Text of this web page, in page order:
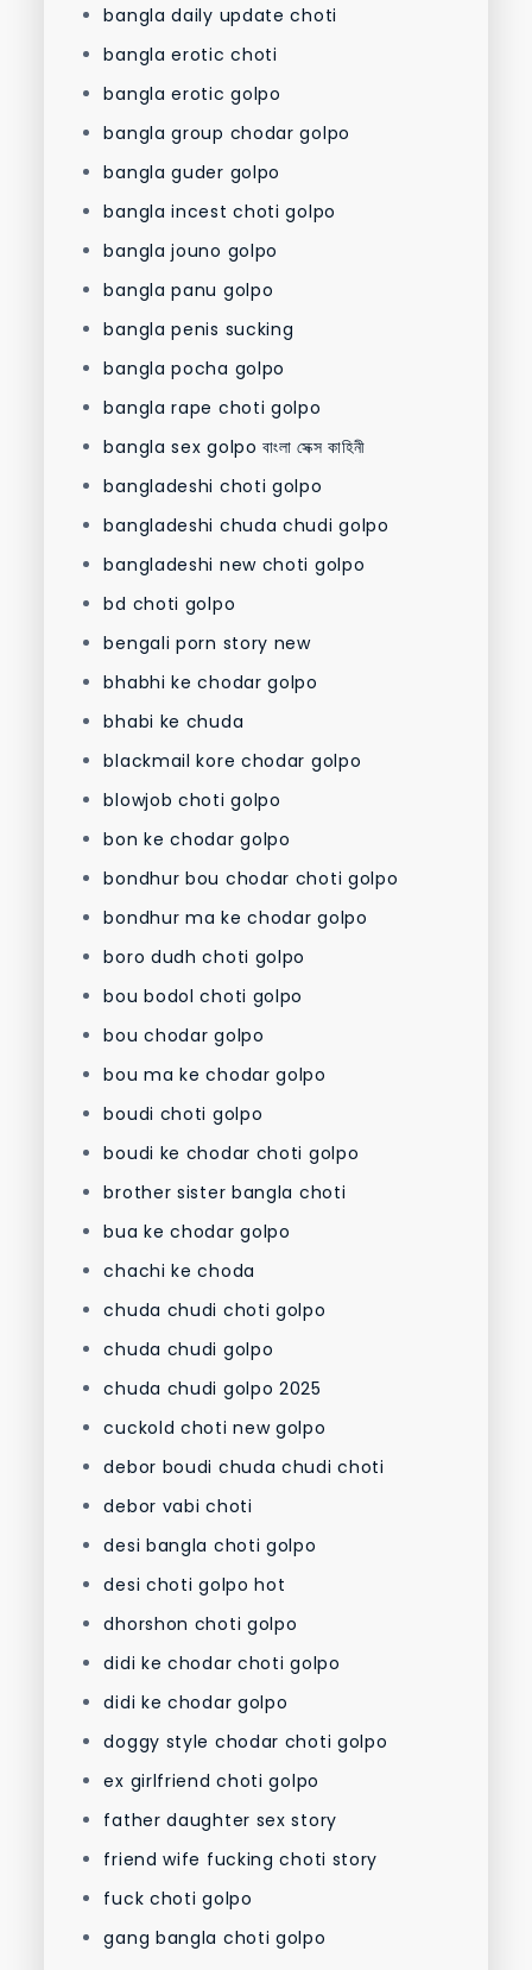
bangla daily update choti
bangla erotic choti
bangla erotic golpo
bangla group chodar golpo
bangla guder golpo
bangla incest choti golpo
bangla jouno golpo
bangla panu golpo
bangla penis sucking
bangla pocha golpo
bangla rape choti golpo
bangla sex golpo বাংলা সেক্স কাহিনী
bangladeshi choti golpo
bangladeshi chuda chudi golpo
bangladeshi new choti golpo
bd choti golpo
bengali porn story new
bhabhi ke chodar golpo
bhabi ke chuda
blackmail kore chodar golpo
blowjob choti golpo
bon ke chodar golpo
bondhur bou chodar choti golpo
bondhur ma ke chodar golpo
boro dudh choti golpo
bou bodol choti golpo
bou chodar golpo
bou ma ke chodar golpo
boudi choti golpo
boudi ke chodar choti golpo
brother sister bangla choti
bua ke chodar golpo
chachi ke choda
chuda chudi choti golpo
chuda chudi golpo
chuda chudi golpo 2025
cuckold choti new golpo
debor boudi chuda chudi choti
debor vabi choti
desi bangla choti golpo
desi choti golpo hot
dhorshon choti golpo
didi ke chodar choti golpo
didi ke chodar golpo
doggy style chodar choti golpo
ex girlfriend choti golpo
father daughter sex story
friend wife fucking choti story
fuck choti golpo
gang bangla choti golpo